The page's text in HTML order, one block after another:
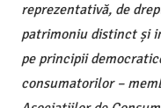
reprezentativă, de
patrimoniu distinct și
pe principii
consumatorilor –